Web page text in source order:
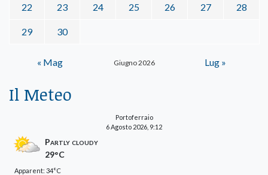
Giugno 2026
22 23 24 25 26 27 28
29 30
« Mag Lug »
Il Meteo
Portoferraio
6 Agosto 2026, 9:12
Partly cloudy
29°C
Apparent: 34°C